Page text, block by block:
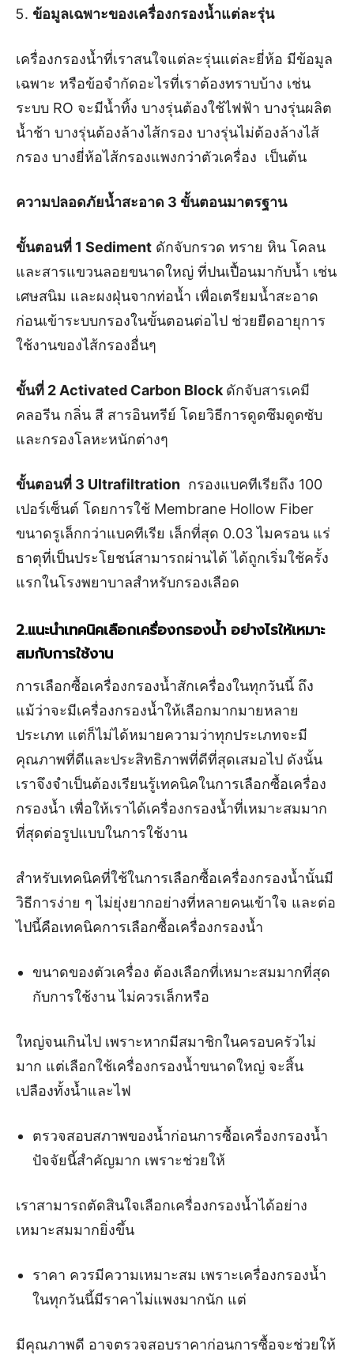
ข้อมูลเฉพาะของเครื่องกรองน้ำแต่ละรุ่น
เครื่องกรองน้ำที่เราสนใจแต่ละรุ่นแต่ละยี่ห้อ มีข้อมูล
เฉพาะ หรือข้อจำกัดอะไรที่เราต้องทราบบ้าง เช่น
ระบบ RO จะมีน้ำทิ้ง บางรุ่นต้องใช้ไฟฟ้า บางรุ่นผลิต
น้ำช้า บางรุ่นต้องล้างไส้กรอง บางรุ่นไม่ต้องล้างไส้
กรอง บางยี่ห้อไส้กรองแพงกว่าตัวเครื่อง เป็นต้น
ความปลอดภัยน้ำสะอาด 3 ขั้นตอนมาตรฐาน
ขั้นตอนที่ 1 Sediment ดักจับกรวด ทราย หิน โคลน
และสารแขวนลอยขนาดใหญ่ ที่ปนเปื้อนมากับน้ำ เช่น
เศษสนิม และผงฝุ่นจากท่อน้ำ เพื่อเตรียมน้ำสะอาด
ก่อนเข้าระบบกรองในขั้นตอนต่อไป ช่วยยืดอายุการ
ใช้งานของไส้กรองอื่นๆ
ขั้นที่ 2 Activated Carbon Block ดักจับสารเคมี
คลอรีน กลิ่น สี สารอินทรีย์ โดยวิธีการดูดซึมดูดซับ
และกรองโลหะหนักต่างๆ
ขั้นตอนที่ 3 Ultrafiltration กรองแบคทีเรียถึง 100
เปอร์เซ็นต์ โดยการใช้ Membrane Hollow Fiber
ขนาดรูเล็กกว่าแบคทีเรีย เล็กที่สุด 0.03 ไมครอน แร่
ธาตุที่เป็นประโยชน์สามารถผ่านได้ ได้ถูกเริ่มใช้ครั้ง
แรกในโรงพยาบาลสำหรับกรองเลือด
2.แนะนำเทคนิคเลือกเครื่องกรองน้ำ อย่างไรให้เหมาะ
สมกับการใช้งาน
การเลือกซื้อเครื่องกรองน้ำสักเครื่องในทุกวันนี้ ถึง
แม้ว่าจะมีเครื่องกรองน้ำให้เลือกมากมายหลาย
ประเภท แต่ก็ไม่ได้หมายความว่าทุกประเภทจะมี
คุณภาพที่ดีและประสิทธิภาพที่ดีที่สุดเสมอไป ดังนั้น
เราจึงจำเป็นต้องเรียนรู้เทคนิคในการเลือกซื้อเครื่อง
กรองน้ำ เพื่อให้เราได้เครื่องกรองน้ำที่เหมาะสมมาก
ที่สุดต่อรูปแบบในการใช้งาน
สำหรับเทคนิคที่ใช้ในการเลือกซื้อเครื่องกรองน้ำนั้นมี
วิธีการง่าย ๆ ไม่ยุ่งยากอย่างที่หลายคนเข้าใจ และต่อ
ไปนี้คือเทคนิคการเลือกซื้อเครื่องกรองน้ำ
ขนาดของตัวเครื่อง ต้องเลือกที่เหมาะสมมากที่สุด
กับการใช้งาน ไม่ควรเล็กหรือ
ใหญ่จนเกินไป เพราะหากมีสมาชิกในครอบครัวไม่
มาก แต่เลือกใช้เครื่องกรองน้ำขนาดใหญ่ จะสิ้น
เปลืองทั้งน้ำและไฟ
ตรวจสอบสภาพของน้ำก่อนการซื้อเครื่องกรองน้ำ
ปัจจัยนี้สำคัญมาก เพราะช่วยให้
เราสามารถตัดสินใจเลือกเครื่องกรองน้ำได้อย่าง
เหมาะสมมากยิ่งขึ้น
ราคา ควรมีความเหมาะสม เพราะเครื่องกรองน้ำ
ในทุกวันนี้มีราคาไม่แพงมากนัก แต่
มีคุณภาพดี อาจตรวจสอบราคาก่อนการซื้อจะช่วยให้